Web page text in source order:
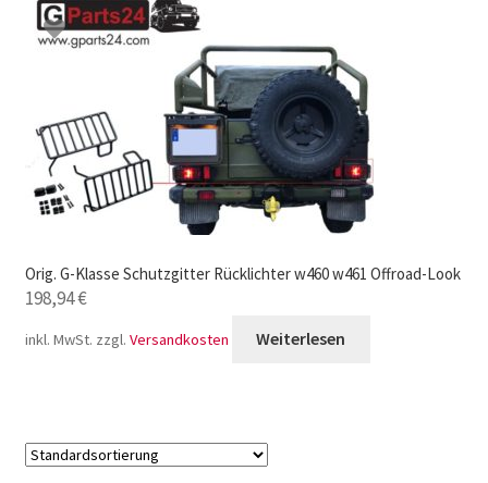
Orig. G-Klasse Schutzgitter Rücklichter w460 w461 Offroad-Look
198,94€
inkl. MwSt. zzgl. Versandkosten Weiterlesen